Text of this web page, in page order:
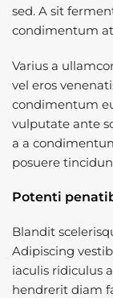
sed. A sit
condimentum
Varius a
vel eros
condimentum
vulputate ante
a a
posuere
Potenti
Blandit
Adipiscing
iaculis ridiculus
hendrerit diam